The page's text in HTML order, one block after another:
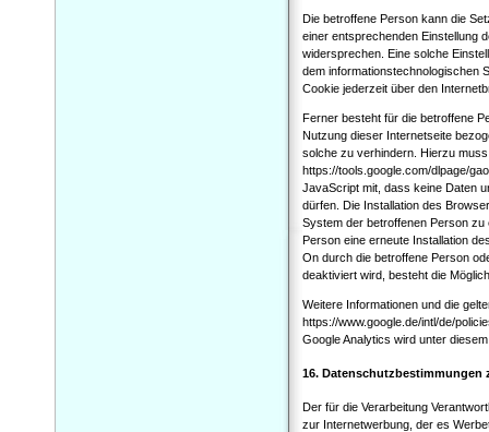
Die betroffene Person kann die
einer entsprechenden Einstellung
widersprechen. Eine solche
dem informationstechnologischen
Cookie jederzeit über den
Ferner besteht für die betroffene
Nutzung dieser Internetseite
solche zu verhindern. Hierzu
https://tools.google.com/dlpage/
JavaScript mit, dass keine Daten
dürfen. Die Installation des
System der betroffenen Person
Person eine erneute Installation
On durch die betroffene Person
deaktiviert wird, besteht die
Weitere Informationen und die
https://www.google.de/intl/de/
Google Analytics wird unter
16. Datenschutzbestimmungen
Der für die Verarbeitung
zur Internetwerbung, der es